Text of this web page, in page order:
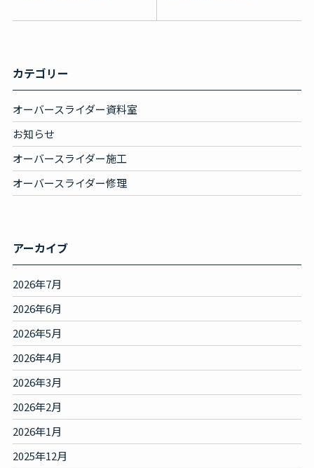
カテゴリー
オーバースライダー資料室
お知らせ
オーバースライダー施工
オーバースライダー修理
アーカイブ
2026年7月
2026年6月
2026年5月
2026年4月
2026年3月
2026年2月
2026年1月
2025年12月